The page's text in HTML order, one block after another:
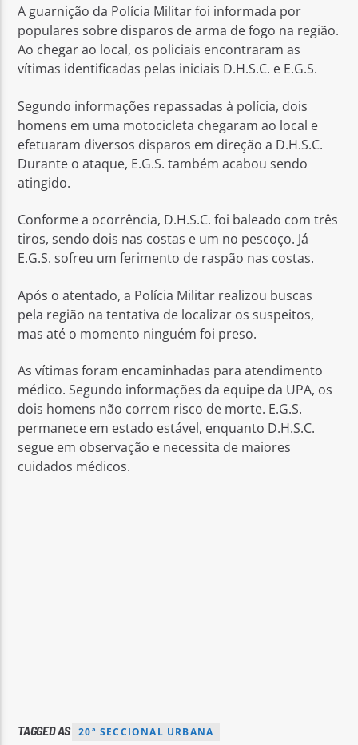
A guarnição da Polícia Militar foi informada por
populares sobre disparos de arma de fogo na região.
Ao chegar ao local, os policiais encontraram as
vítimas identificadas pelas iniciais D.H.S.C. e E.G.S.
Segundo informações repassadas à polícia, dois
homens em uma motocicleta chegaram ao local e
efetuaram diversos disparos em direção a D.H.S.C.
Durante o ataque, E.G.S. também acabou sendo
atingido.
Conforme a ocorrência, D.H.S.C. foi baleado com três
tiros, sendo dois nas costas e um no pescoço. Já
E.G.S. sofreu um ferimento de raspão nas costas.
Após o atentado, a Polícia Militar realizou buscas
pela região na tentativa de localizar os suspeitos,
mas até o momento ninguém foi preso.
As vítimas foram encaminhadas para atendimento
médico. Segundo informações da equipe da UPA, os
dois homens não correm risco de morte. E.G.S.
permanece em estado estável, enquanto D.H.S.C.
segue em observação e necessita de maiores
cuidados médicos.
TAGGED AS 20ª SECCIONAL URBANA